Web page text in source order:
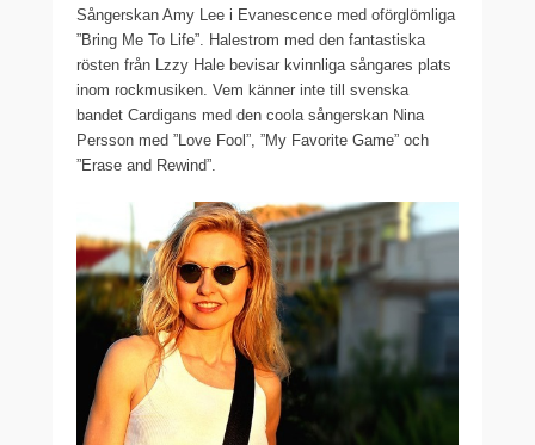
Sångerskan Amy Lee i Evanescence med oförglömliga
”Bring Me To Life”. Halestrom med den fantastiska
rösten från Lzzy Hale bevisar kvinnliga sångares plats
inom rockmusiken. Vem känner inte till svenska
bandet Cardigans med den coola sångerskan Nina
Persson med ”Love Fool”, ”My Favorite Game” och
”Erase and Rewind”.